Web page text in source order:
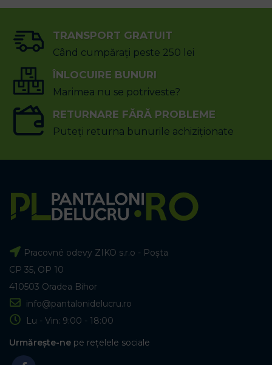
TRANSPORT GRATUIT
Când cumpărați peste 250 lei
ÎNLOCUIRE BUNURI
Marimea nu se potriveste?
RETURNARE FĂRĂ PROBLEME
Puteți returna bunurile achiziționate
Pracovné odevy ZIKO s.r.o - Poșta
CP 35, OP 10
410503 Oradea Bihor
info@pantalonidelucru.ro
Lu - Vin: 9:00 - 18:00
Urmărește-ne pe rețelele sociale